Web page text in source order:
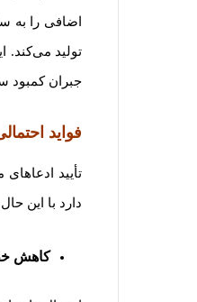
اضافی را به
تولید می‌کند.
جبران کمبود
فواید
تأیید
دارد با این
کاهش